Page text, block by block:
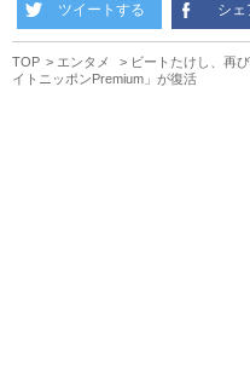
ツイートする シェ
TOP エンタメ
ビートたけし、再
イトニッポンPremium」が復活